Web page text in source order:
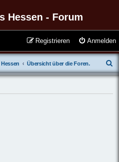
Hessen - Forum
Anmelden
Registrieren
Übersicht über die Foren.
u